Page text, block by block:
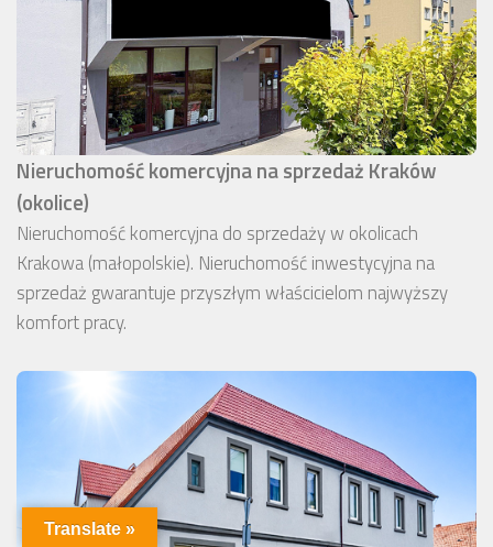
Nieruchomość komercyjna na sprzedaż Kraków
(okolice)
Nieruchomość komercyjna do sprzedaży w okolicach
Krakowa (małopolskie). Nieruchomość inwestycyjna na
sprzedaż gwarantuje przyszłym właścicielom najwyższy
komfort pracy.
Translate »